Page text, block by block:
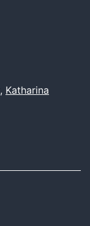
, Katharina